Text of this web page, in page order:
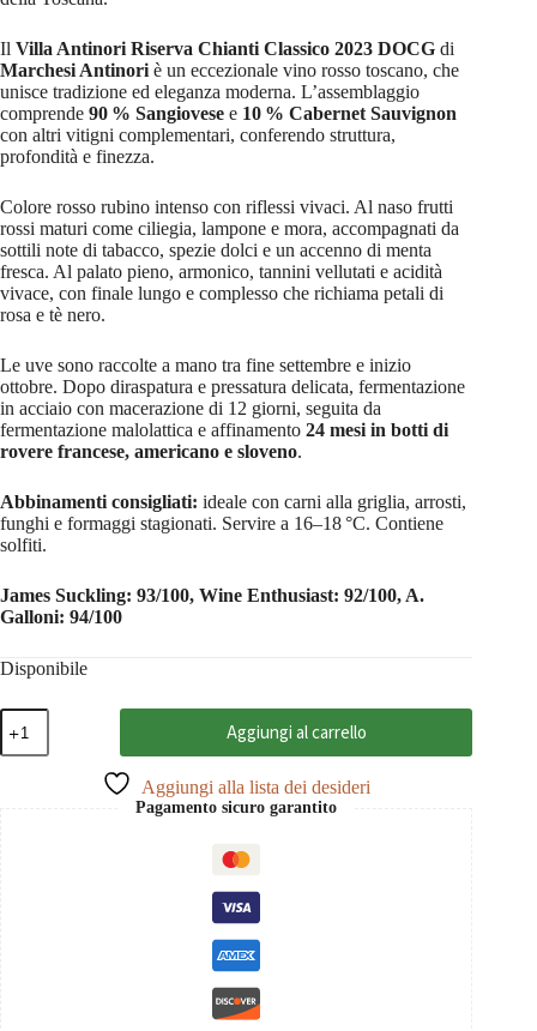
Il Villa Antinori Riserva Chianti Classico 2023 DOCG di
Marchesi Antinori è un eccezionale vino rosso toscano, che
unisce tradizione ed eleganza moderna. L’assemblaggio
comprende 90 % Sangiovese e 10 % Cabernet Sauvignon
con altri vitigni complementari, conferendo struttura,
profondità e finezza.
Colore rosso rubino intenso con riflessi vivaci. Al naso frutti
rossi maturi come ciliegia, lampone e mora, accompagnati da
sottili note di tabacco, spezie dolci e un accenno di menta
fresca. Al palato pieno, armonico, tannini vellutati e acidità
vivace, con finale lungo e complesso che richiama petali di
rosa e tè nero.
Le uve sono raccolte a mano tra fine settembre e inizio
ottobre. Dopo diraspatura e pressatura delicata, fermentazione
in acciaio con macerazione di 12 giorni, seguita da
fermentazione malolattica e affinamento 24 mesi in botti di
rovere francese, americano e sloveno.
Abbinamenti consigliati: ideale con carni alla griglia, arrosti,
funghi e formaggi stagionati. Servire a 16–18 °C. Contiene
solfiti.
James Suckling: 93/100, Wine Enthusiast: 92/100, A.
Galloni: 94/100
Disponibile
Villa
Antinori
Riserva
Aggiungi al carrello
Aggiungi alla lista dei desideri
Pagamento sicuro garantito